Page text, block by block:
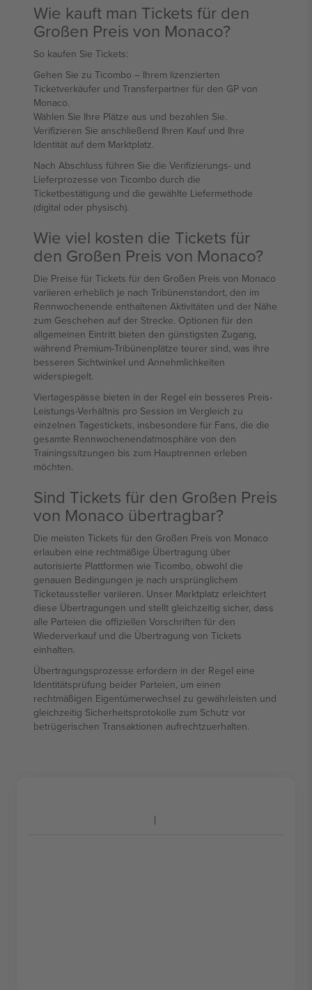
Wie kauft man Tickets für den
Großen Preis von Monaco?
So kaufen Sie Tickets:
Gehen Sie zu Ticombo – Ihrem lizenzierten
Ticketverkäufer und Transferpartner für den GP von
Monaco.
Wählen Sie Ihre Plätze aus und bezahlen Sie.
Verifizieren Sie anschließend Ihren Kauf und Ihre
Identität auf dem Marktplatz.
Nach Abschluss führen Sie die Verifizierungs- und
Lieferprozesse von Ticombo durch die
Ticketbestätigung und die gewählte Liefermethode
(digital oder physisch).
Wie viel kosten die Tickets für
den Großen Preis von Monaco?
Die Preise für Tickets für den Großen Preis von Monaco
variieren erheblich je nach Tribünenstandort, den im
Rennwochenende enthaltenen Aktivitäten und der Nähe
zum Geschehen auf der Strecke. Optionen für den
allgemeinen Eintritt bieten den günstigsten Zugang,
während Premium-Tribünenplätze teurer sind, was ihre
besseren Sichtwinkel und Annehmlichkeiten
widerspiegelt.
Viertagespässe bieten in der Regel ein besseres Preis-
Leistungs-Verhältnis pro Session im Vergleich zu
einzelnen Tagestickets, insbesondere für Fans, die die
gesamte Rennwochenendatmosphäre von den
Trainingssitzungen bis zum Hauptrennen erleben
möchten.
Sind Tickets für den Großen Preis
von Monaco übertragbar?
Die meisten Tickets für den Großen Preis von Monaco
erlauben eine rechtmäßige Übertragung über
autorisierte Plattformen wie Ticombo, obwohl die
genauen Bedingungen je nach ursprünglichem
Ticketaussteller variieren. Unser Marktplatz erleichtert
diese Übertragungen und stellt gleichzeitig sicher, dass
alle Parteien die offiziellen Vorschriften für den
Wiederverkauf und die Übertragung von Tickets
einhalten.
Übertragungsprozesse erfordern in der Regel eine
Identitätsprüfung beider Parteien, um einen
rechtmäßigen Eigentümerwechsel zu gewährleisten und
gleichzeitig Sicherheitsprotokolle zum Schutz vor
betrügerischen Transaktionen aufrechtzuerhalten.